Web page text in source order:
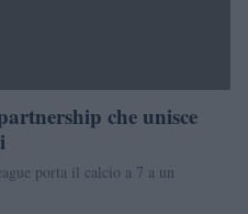
che unisce
porta il calcio a 7 a un